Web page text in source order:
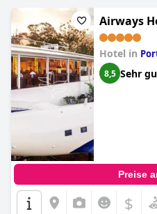
Airways
Hotel in
8,5 Sehr
Preise
$